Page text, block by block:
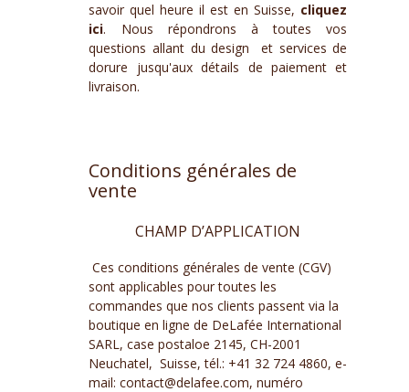
savoir quel heure il est en Suisse, cliquez
ici. Nous répondrons à toutes vos
questions allant du design et services de
dorure jusqu'aux détails de paiement et
livraison.
Conditions générales de
vente
CHAMP D’APPLICATION
Ces conditions générales de vente (CGV)
sont applicables pour toutes les
commandes que nos clients passent via la
boutique en ligne de DeLafée International
SARL, case postaloe 2145, CH-2001
Neuchatel, Suisse, tél.: +41 32 724 4860, e-
mail: contact@delafee.com, numéro